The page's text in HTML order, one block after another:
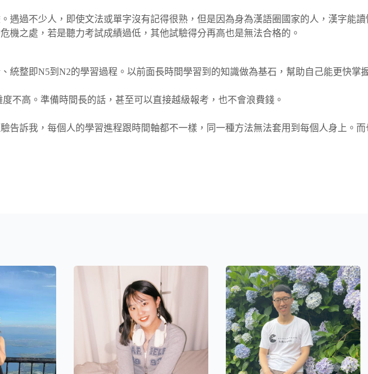
遇過不少人，即使文法或單字沒有記得很熟，但是因為身為漢語圈國家的人，漢字能
機之處，若是聽力考試成績過低，其他試驗得分再高也是無法合格的。
統整即N5到N2的學習過程。以前面長時間學習到的知識做為基石，幫助自己能更快掌
不高。準備時間長的話，甚至可以直接越級報考，也不會浪費錢。
告訴我，每個人的學習進程跟時間軸都不一樣，同一種方法無法套用到每個人身上。